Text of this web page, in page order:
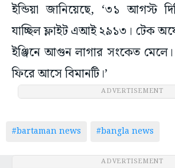
ইন্ডিয়া জানিয়েছে, ‘৩১ আগস্ট
যাচ্ছিল ফ্লাইট এআই ২৯১৩। টেক
ইঞ্জিনে আগুন লাগার সংকেত মেলে।
ফিরে আসে বিমানটি।’
ADVERTISEMENT
#bartaman news #bangla news
ADVERTISEMENT